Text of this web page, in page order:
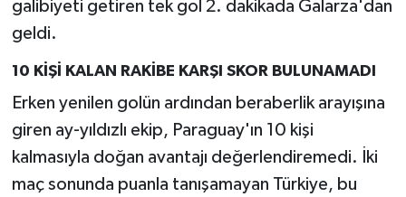
galibiyeti getiren tek gol 2. dakikada Galarza'dan
geldi.
10 KİŞİ KALAN RAKİBE KARŞI SKOR BULUNAMADI
Erken yenilen golün ardından beraberlik arayışına
giren ay-yıldızlı ekip, Paraguay'ın 10 kişi
kalmasıyla doğan avantajı değerlendiremedi. İki
maç sonunda puanla tanışamayan Türkiye, bu